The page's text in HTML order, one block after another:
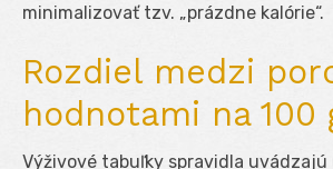
minimalizovať tzv. „prázdne kalórie“.
Rozdiel medzi
hodnotami na 100
Výživové tabuľky spravidla uvádzajú